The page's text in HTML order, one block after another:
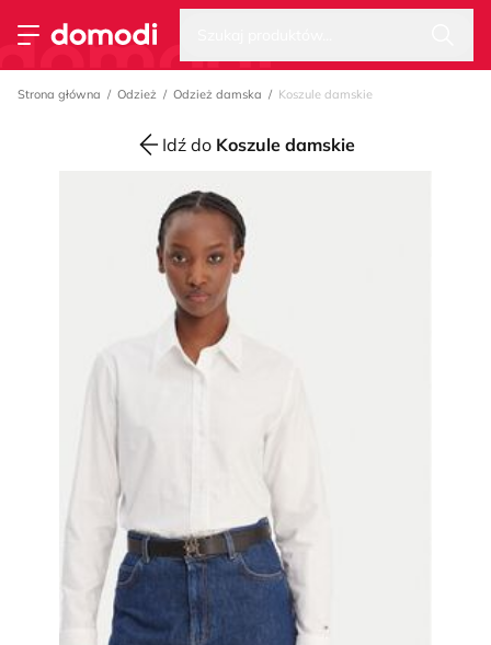
Przełącz menu
Strona główna
Strona główna Odzież Odzież damska Koszule damskie
Idź do Koszule damskie